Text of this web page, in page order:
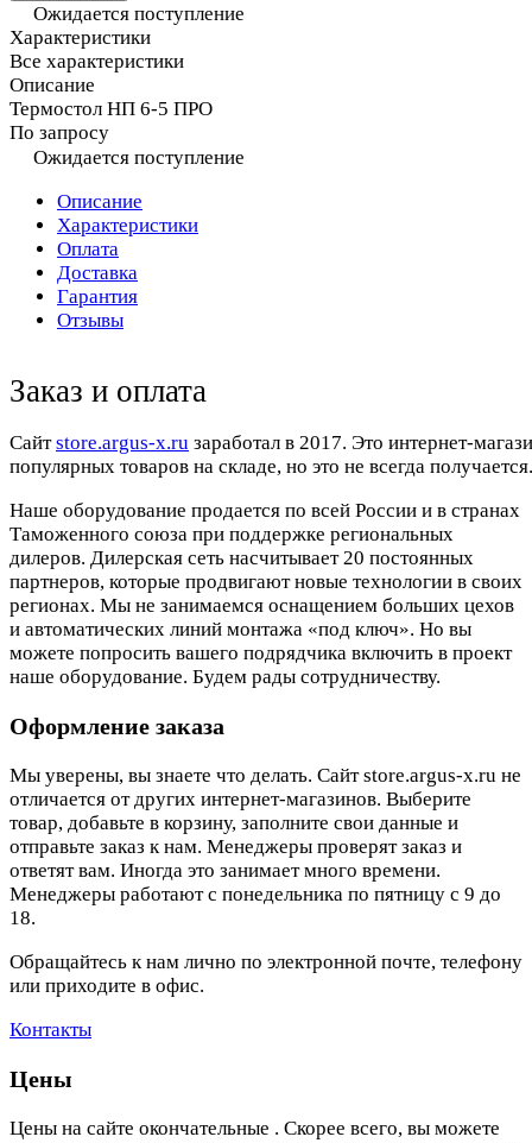
Ожидается поступление
Характеристики
Все характеристики
Описание
Термостол НП 6-5 ПРО
По запросу
Ожидается поступление
Описание
Характеристики
Оплата
Доставка
Гарантия
Отзывы
Заказ и оплата
Cайтstore.argus-x.ru заработал в 2017. Это интернет-
популярных товаров на складе, но это не всегда
Наше оборудование продается по всей России и в странах
Таможенного союза при поддержке региональных
дилеров. Дилерская сеть насчитывает 20 постоянных
партнеров, которые продвигают новые технологии в своих
регионах. Мы не занимаемся оснащением больших цехов
и автоматических линий монтажа «под ключ». Но вы
можете попросить вашего подрядчика включить в проект
наше оборудование. Будем рады сотрудничеству.
Оформление заказа
Мы уверены, вы знаете что делать. Сайт store.argus-x.ru не
отличается от других интернет-магазинов. Выберите
товар, добавьте в корзину, заполните свои данные и
отправьте заказ к нам. Менеджеры проверят заказ и
ответят вам. Иногда это занимает много времени.
Менеджеры работают с понедельника по пятницу с 9 до
18.
Обращайтесь к нам лично по электронной почте, телефону
или приходите в офис.
Контакты
Цены
Цены на сайте окончательные . Скорее всего, вы можете